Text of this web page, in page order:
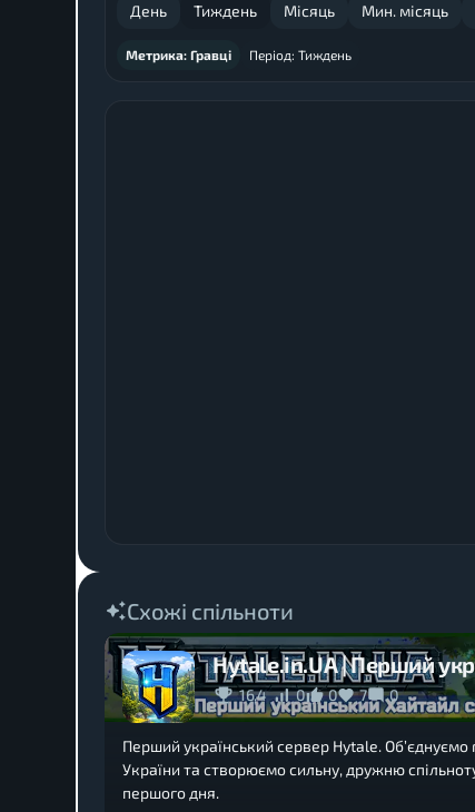
День Тиждень Місяць Мин. місяць
Метрика: Гравці Період: Тиждень
Схожі спільноти
16,4 0 0 7 0
Перший український сервер Hytale. Обʼєднуємо
України та створюємо сильну, дружню
першого дня.